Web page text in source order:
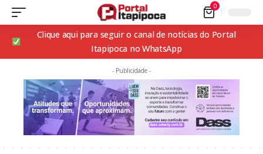
0
Clique aqui para seguir o canal de notícias do Portal
Itapipoca no WhatsApp
- Publicidade -